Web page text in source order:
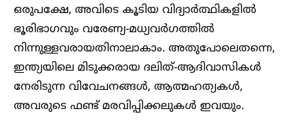
ഒരുപക്ഷേ, അവിടെ കൂടിയ വിദ്യാർത്ഥികളിൽ
ഭൂരിഭാ​ഗവും വരേണ്യ-മധ്യവർ​ഗത്തിൽ
നിന്നുള്ളവരായതിനാലാകാം. അതുപോലെതന്നെ,
ഇന്ത്യയിലെ മിടുക്കരായ ദലിത്-ആദിവാസികൾ
നേരിടുന്ന വിവേചനങ്ങൾ, ആത്മഹത്യകൾ,
അവരുടെ ഫണ്ട് മരവിപ്പിക്കലുകൾ ഇവയും.